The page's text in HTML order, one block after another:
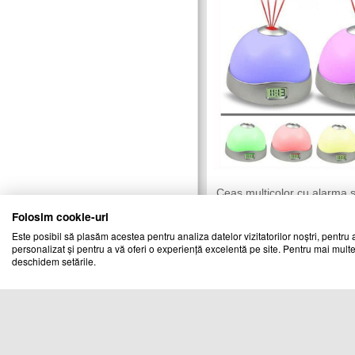
Ceas multicolor cu alarma
Cod produs
Folosim cookie-uri
Este posibil să plasăm acestea pentru analiza datelor vizitatorilor noștri,
personalizat și pentru a vă oferi o experiență excelentă pe site. Pentru mai
deschidem setările.